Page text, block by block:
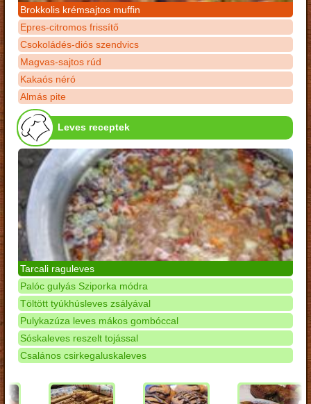
Brokkolis krémsajtos muffin
Epres-citromos frissítő
Csokoládés-diós szendvics
Magvas-sajtos rúd
Kakaós néró
Almás pite
Leves receptek
Tarcali raguleves
Palóc gulyás Sziporka módra
Töltött tyúkhúsleves zsályával
Pulykazúza leves mákos gombóccal
Sóskaleves reszelt tojással
Csalános csirkegaluskaleves